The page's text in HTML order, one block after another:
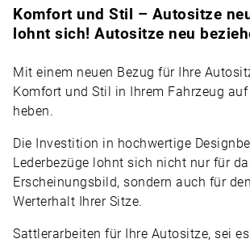
Komfort und Stil – Autositze
lohnt sich! Autositze neu
Mit einem neuen Bezug für Ihre
Komfort und Stil in Ihrem Fahrzeug auf
heben.
Die Investition in hochwertige
Lederbezüge lohnt sich nicht nur für
Erscheinungsbild, sondern auch für
Werterhalt Ihrer Sitze.
Sattlerarbeiten für Ihre Autositze, sei